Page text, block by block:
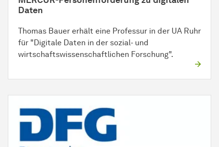
Daten
Thomas Bauer erhält eine Professur in der UA Ruhr
für "Digitale Daten in der sozial- und
wirtschaftswissenschaftlichen Forschung".